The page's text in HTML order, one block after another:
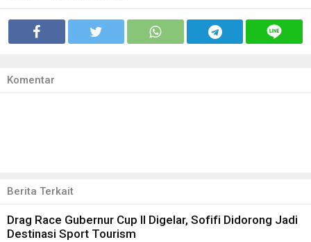
Komentar
Berita Terkait
Drag Race Gubernur Cup II Digelar, Sofifi Didorong Jadi
Destinasi Sport Tourism